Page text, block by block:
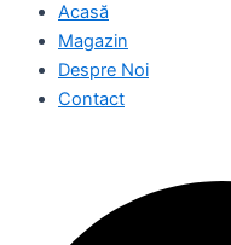
Acasă
Magazin
Despre Noi
Contact